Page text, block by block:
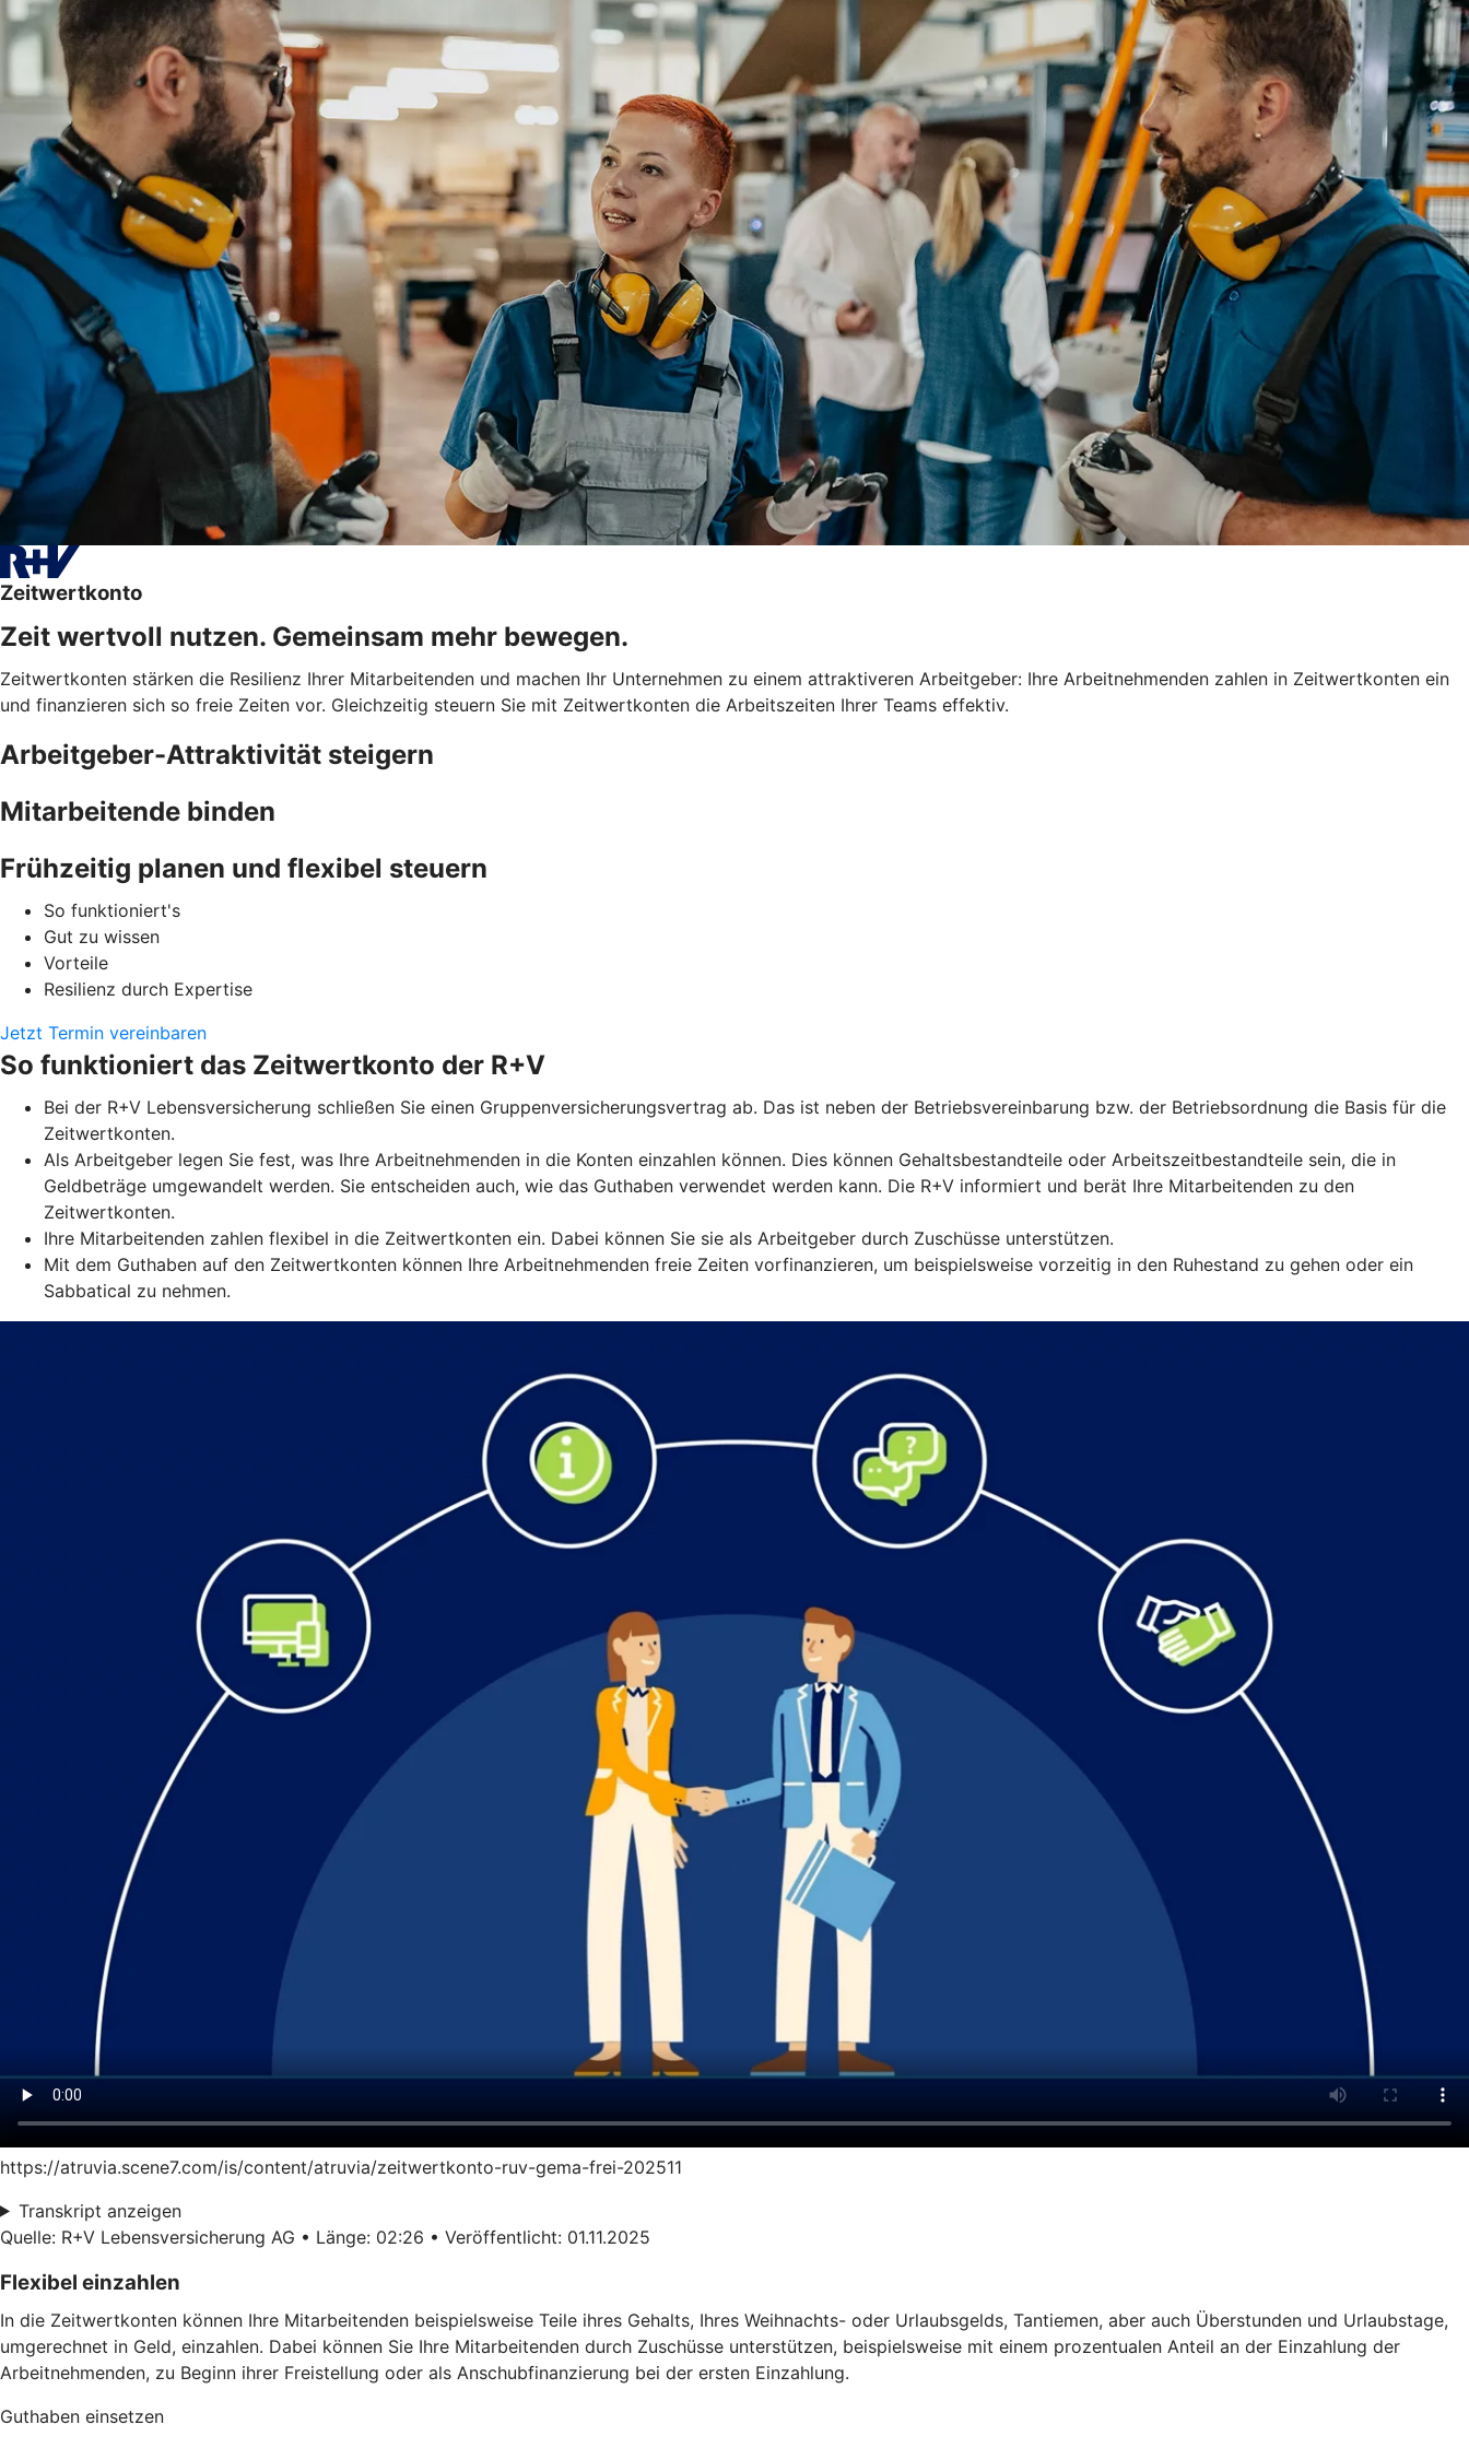
Zeitwertkonto
Zeit wertvoll nutzen. Gemeinsam mehr bewegen.
Zeitwertkonten stärken die Resilienz Ihrer Mitarbeitenden und machen Ihr Unternehmen zu einem attraktiveren Arbeitgeber: Ihre Arbeitnehmenden zahlen in Zeitwertkonten ein
und finanzieren sich so freie Zeiten vor. Gleichzeitig steuern Sie mit Zeitwertkonten die Arbeitszeiten Ihrer Teams effektiv.
Arbeitgeber-Attraktivität steigern
Mitarbeitende binden
Frühzeitig planen und flexibel steuern
So funktioniert's
Gut zu wissen
Vorteile
Resilienz durch Expertise
Jetzt Termin vereinbaren
So funktioniert das Zeitwertkonto der R+V
Bei der R+V Lebensversicherung schließen Sie einen Gruppenversicherungsvertrag ab. Das ist neben der Betriebsvereinbarung bzw. der Betriebsordnung die Basis für die
Zeitwertkonten.
Als Arbeitgeber legen Sie fest, was Ihre Arbeitnehmenden in die Konten einzahlen können. Dies können Gehaltsbestandteile oder Arbeitszeitbestandteile sein, die in
Geldbeträge umgewandelt werden. Sie entscheiden auch, wie das Guthaben verwendet werden kann. Die R+V informiert und berät Ihre Mitarbeitenden zu den
Zeitwertkonten.
Ihre Mitarbeitenden zahlen flexibel in die Zeitwertkonten ein. Dabei können Sie sie als Arbeitgeber durch Zuschüsse unterstützen.
Mit dem Guthaben auf den Zeitwertkonten können Ihre Arbeitnehmenden freie Zeiten vorfinanzieren, um beispielsweise vorzeitig in den Ruhestand zu gehen oder ein
Sabbatical zu nehmen.
https://atruvia.scene7.com/is/content/atruvia/zeitwertkonto-ruv-gema-frei-202511
Transkript anzeigen
Quelle: R+V Lebensversicherung AG • Länge: 02:26 • Veröffentlicht: 01.11.2025
Flexibel einzahlen
In die Zeitwertkonten können Ihre Mitarbeitenden beispielsweise Teile ihres Gehalts, Ihres Weihnachts- oder Urlaubsgelds, Tantiemen, aber auch Überstunden und Urlaubstage,
umgerechnet in Geld, einzahlen. Dabei können Sie Ihre Mitarbeitenden durch Zuschüsse unterstützen, beispielsweise mit einem prozentualen Anteil an der Einzahlung der
Arbeitnehmenden, zu Beginn ihrer Freistellung oder als Anschubfinanzierung bei der ersten Einzahlung.
Guthaben einsetzen